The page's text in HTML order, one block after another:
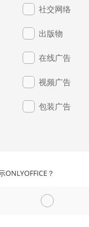
社交网络
出版物
在线广告
视频广告
包装广告
？
否